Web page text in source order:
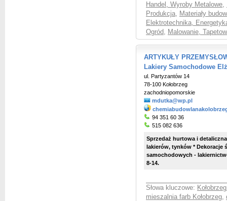
Handel, Wyroby Metalowe,
Produkcja, Materiały
Elektrotechnika,
Ogród, Malowanie,
ARTYKUŁY
Lakiery Samochodowe
ul. Partyzantów 14
78-100 Kołobrzeg
zachodniopomorskie
mdutka@wp.pl
94 351 60 36
515 082 636
Sprzedaż hurtowa i
lakierów, tynków * Dekoracje
samochodowych -
8-14.
Słowa kluczowe:
mieszalnia farb Kołobrzeg,